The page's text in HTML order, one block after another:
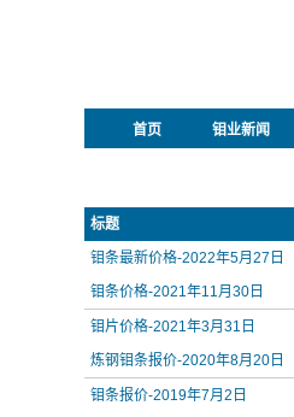
首页 钼业新闻
标题
钼条最新价格-2022年5月27日
钼条价格-2021年11月30日
钼片价格-2021年3月31日
炼钢钼条报价-2020年8月20日
钼条报价-2019年7月2日